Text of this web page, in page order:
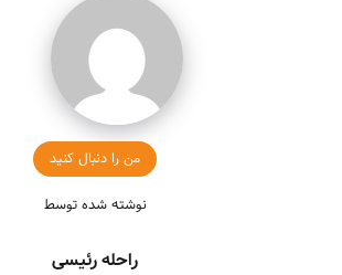
من را دنبال کنید
نوشته شده توسط
راحله رئیسی